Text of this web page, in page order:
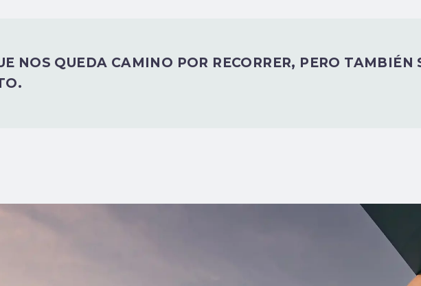
NOS QUEDA CAMINO POR RECORRER, PERO TAMBIÉN